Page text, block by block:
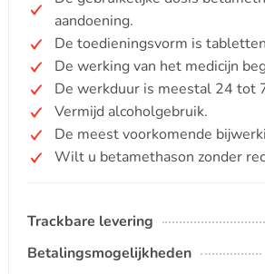
aandoening.
De toedieningsvorm is
De werking van het medicijn
De werkduur is meestal 24 tot
Vermijd alcoholgebruik.
De meest voorkomende
Wilt u betamethason zonder
Trackbare levering
Betalingsmogelijkheden